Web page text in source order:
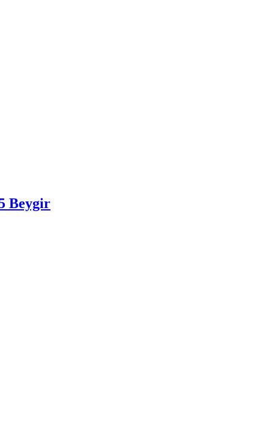
Beygir